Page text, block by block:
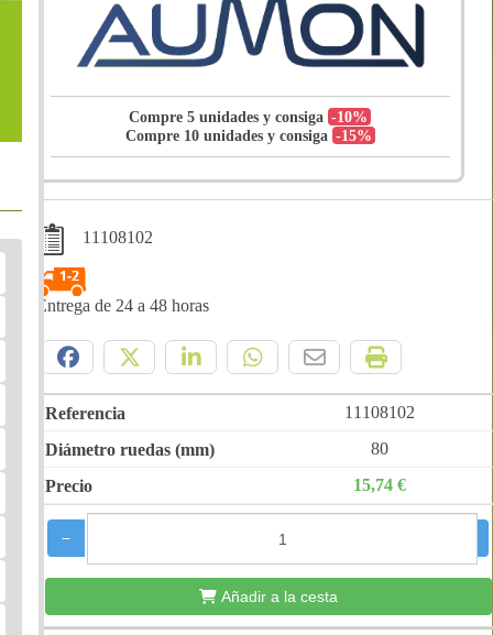
Compre 5 unidades y consiga-10%
Compre 10 unidades y consiga -15%
11108102
Entrega de 24 a 48 horas
11108102
80
15,74 €
−
Añadir a la cesta